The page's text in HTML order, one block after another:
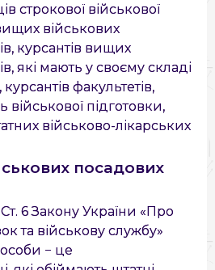
строкової військової
військових
курсантів вищих
які мають у своєму складі
курсантів факультетів,
військової підготовки,
військово-лікарських
посадових
6 Закону України «Про
та військову службу»
особи − це